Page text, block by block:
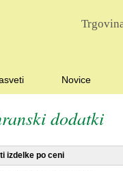
Novice
dodatki
izdelke po ceni